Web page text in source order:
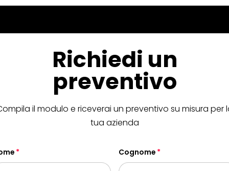
Richiedi un
preventivo
il modulo e riceverai un preventivo su misura per
tua azienda
Cognome